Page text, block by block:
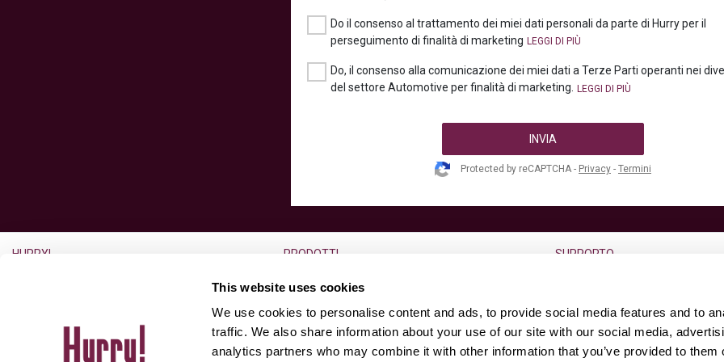
This website uses cookies
We use cookies to personalise content and ads, to provide social media features and to
traffic. We also share information about your use of our site with our social media,
analytics partners who may combine it with other information that you’ve provided to them
Do il consenso al trattamento dei miei dati personali da parte di Hurry per il
perseguimento di finalità di marketing
Do, il consenso alla comunicazione dei miei dati a Terze Parti operanti nei
del settore Automotive per finalità di marketing.
INVIA
Protected by reCAPTCHA - Privacy- Termini
HURRY!
Ufficio Stampa
PRODOTTI
Noleggio a lungo termine
Noleggio usato
Auto usate
Aste for Dealers
SUPPORTO
Condizioni di vendita
Diritto di reso dell’usato
Contatti